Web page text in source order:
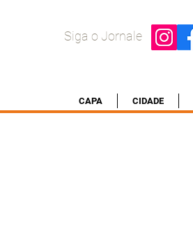
Siga o Jornale
CAPA CIDADE